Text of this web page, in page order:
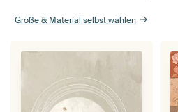
Größe & Material selbst wählen